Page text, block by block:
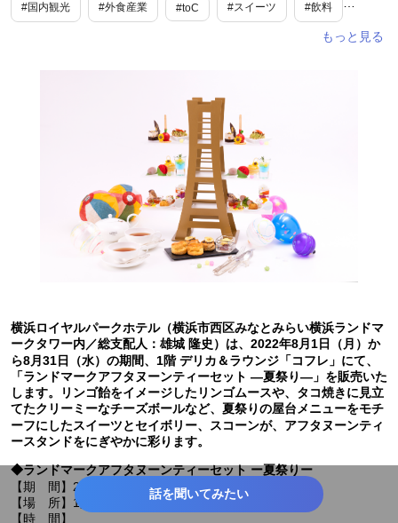
#国内観光 #外食産業 #toC #スイーツ #飲料
横浜ロイヤルパークホテル（横浜市西区みなとみらい横浜ランドマ
ークタワー内／総支配人：雄城 隆史）は、2022年8月1日（月）か
ら8月31日（水）の期間、1階 デリカ＆ラウンジ「コフレ」にて、
「ランドマークアフタヌーンティーセット ―夏祭り―」を販売いた
します。リンゴ飴をイメージしたリンゴムースや、タコ焼きに見立
てたクリーミーなチーズボールなど、夏祭りの屋台メニューをモチ
ーフにしたスイーツとセイボリー、スコーンが、アフタヌーンティ
ースタンドをにぎやかに彩ります。
◆ランドマークアフタヌーンティーセット ー夏祭りー
【期 間】2022年8月1日（月）～8月31日（水）
【場 所】1階 デリカ＆ラウンジ「コフレ」
【時 間】
話を聞いてみたい